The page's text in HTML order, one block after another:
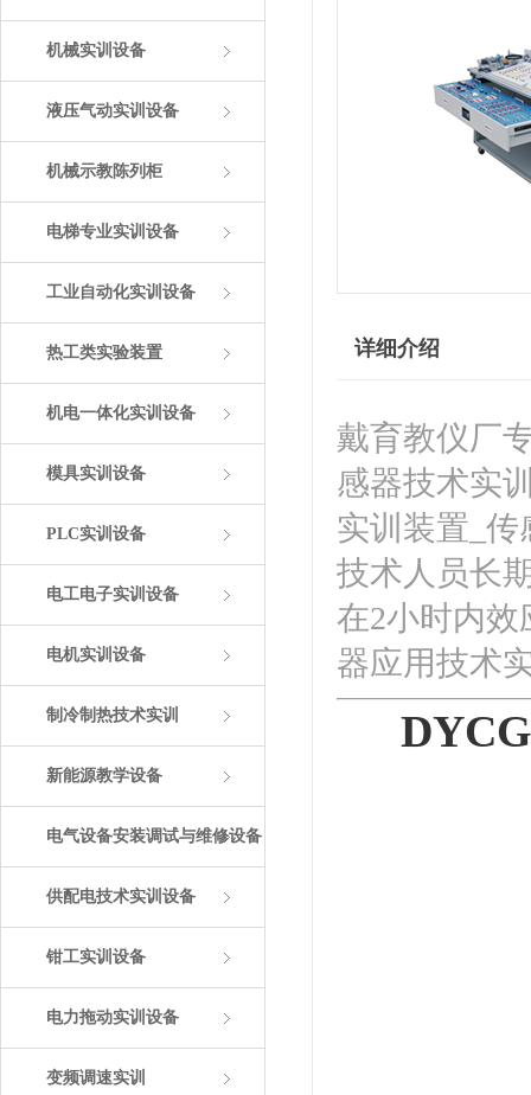
机械实训设备
液压气动实训设备
机械示教陈列柜
电梯专业实训设备
工业自动化实训设备
热工类实验装置
机电一体化实训设备
模具实训设备
PLC实训设备
电工电子实训设备
电机实训设备
制冷制热技术实训
新能源教学设备
电气设备安装调试与维修设备
供配电技术实训设备
钳工实训设备
电力拖动实训设备
变频调速实训
详细介绍
戴育教仪厂
感器技术实
实训装置_
技术人员长
在2小时内效
器应用技术